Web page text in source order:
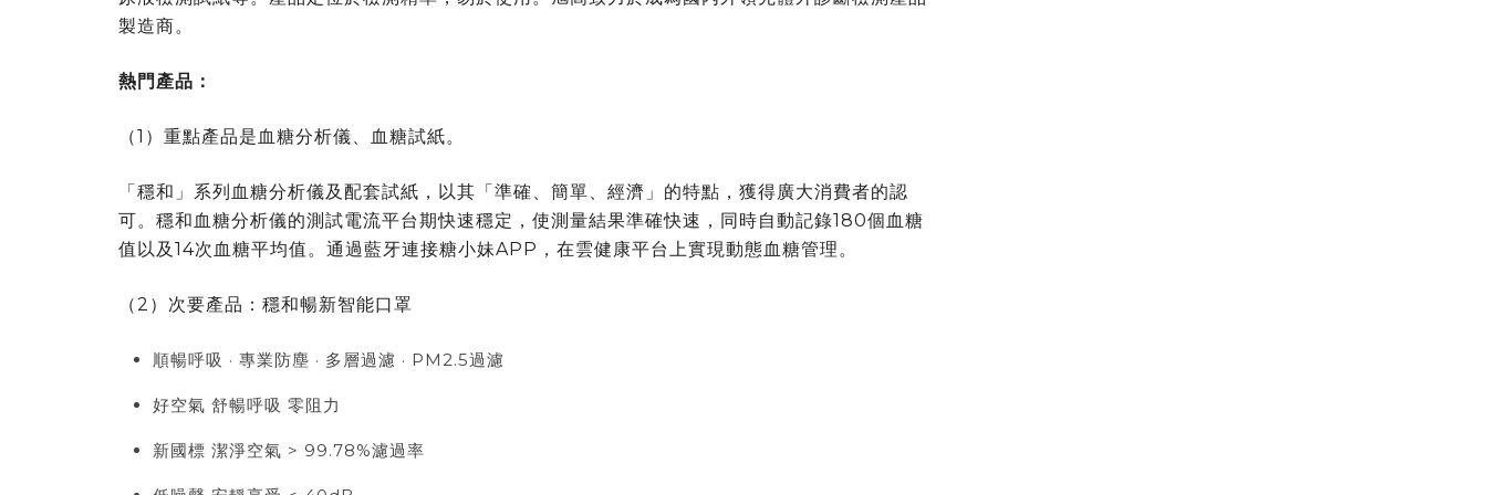
製造商。
熱門產品：
（1）重點產品是血糖分析儀、血糖試紙。
「穩和」系列血糖分析儀及配套試紙，以其「準確、簡單、經濟」的特點，獲得廣大消費者的認
可。穩和血糖分析儀的測試電流平台期快速穩定，使測量結果準確快速，同時自動記錄180個血糖
值以及14次血糖平均值。通過藍牙連接糖小妹APP，在雲健康平台上實現動態血糖管理。
（2）次要產品：穩和暢新智能口罩
順暢呼吸 · 專業防塵 · 多層過濾 · PM2.5過濾
好空氣 舒暢呼吸 零阻力
新國標 潔淨空氣 > 99.78%濾過率